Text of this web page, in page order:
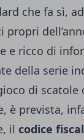
che fa sì,
e ricco di
della serie
di scatole
è prevista,
il codice